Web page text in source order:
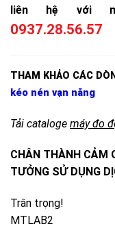
liên hệ với
0937.28.56.57
THAM KHẢO CÁC
kéo nén vạn năng
Tải cataloge máy đo
CHÂN THÀNH CẢM
TƯỞNG SỬ DỤNG
Trân trọng!
MTLAB2